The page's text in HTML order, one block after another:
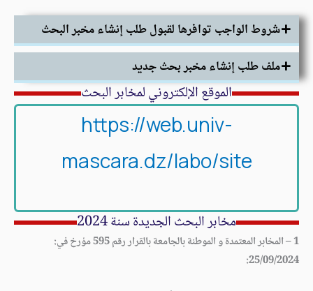
شروط الواجب توافرها لقبول طلب إنشاء مخبر البحث
ملف طلب إنشاء مخبر بحث جديد
الموقع الإلكتروني لمخابر البحث
https://web.univ-
mascara.dz/labo/site
مخابر البحث الجديدة سنة 2024
1 – المخابر المعتمدة و الموطنة بالجامعة بالقرار رقم 595 مؤرخ في:
25/09/2024: